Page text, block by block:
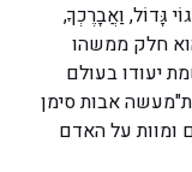
גָּדוֹל, וַאֲבָרֶכְךָ,
חלק ממשהו
יעודו בעולם
אבות סימן
ומוות על האדם